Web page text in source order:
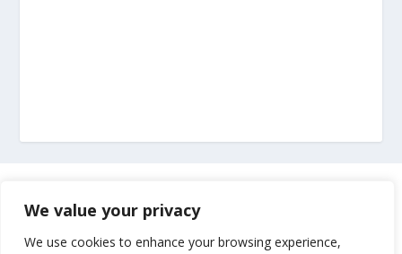
We value your privacy
We use cookies to enhance your browsing experience,
Impressum